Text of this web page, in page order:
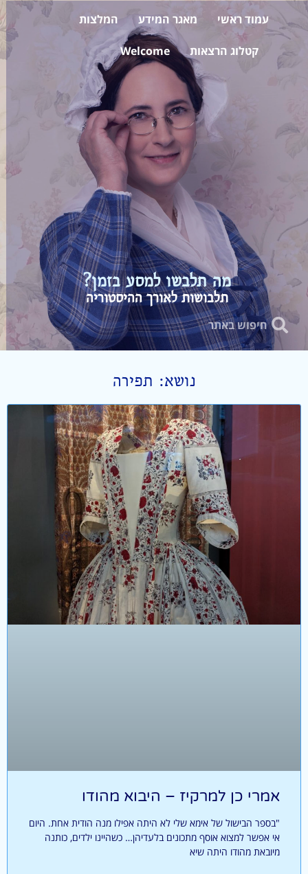
עמוד ראשי מאגר המידע המלצות
קטלוג הרצאות Welcome
מה תלבשו למסע בזמן?
תלבושות לאורך ההיסטוריה
נושא: תפירה
אמרי כן למרקיז – היבוא מהודו
"בספר הבישול של אימא שלי לא היתה אפילו מנה הודית אחת. היום
אי אפשר למצוא אוסף מתכונים בלעדיהן… כשהיינו ילדים, כותנה
מיובאת מהודו היתה שיא